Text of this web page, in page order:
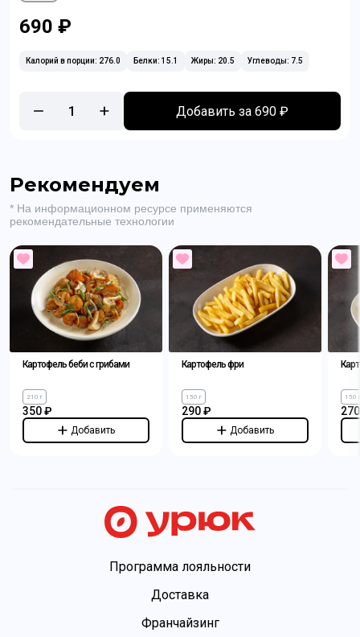
690 ₽
Калорий в порции: 276.0 Белки: 15.1 Жиры: 20.5 Углеводы: 7.5
1 Добавить за 690 ₽
Рекомендуем
* На информационном ресурсе применяются
рекомендательные технологии
Картофель беби с грибами
210 г
350 ₽
Добавить
Картофель фри
150 г
290 ₽
Добавить
150 г
Программа лояльности
Доставка
Франчайзинг